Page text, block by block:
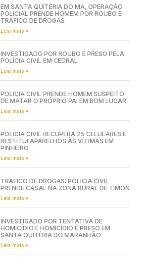
EM SANTA QUITÉRIA DO MA, OPERAÇÃO
POLICIAL PRENDE HOMEM POR ROUBO E
TRÁFICO DE DROGAS
Leia mais »
INVESTIGADO POR ROUBO É PRESO PELA
POLÍCIA CIVIL EM CEDRAL
Leia mais »
POLÍCIA CIVIL PRENDE HOMEM SUSPEITO
DE MATAR O PRÓPRIO PAI EM BOM LUGAR
Leia mais »
POLÍCIA CIVIL RECUPERA 25 CELULARES E
RESTITUI APARELHOS ÀS VÍTIMAS EM
PINHEIRO
Leia mais »
TRÁFICO DE DROGAS: POLÍCIA CIVIL
PRENDE CASAL NA ZONA RURAL DE TIMON
Leia mais »
INVESTIGADO POR TENTATIVA DE
HOMICÍDIO E HOMICÍDIO É PRESO EM
SANTA QUITÉRIA DO MARANHÃO
Leia mais »